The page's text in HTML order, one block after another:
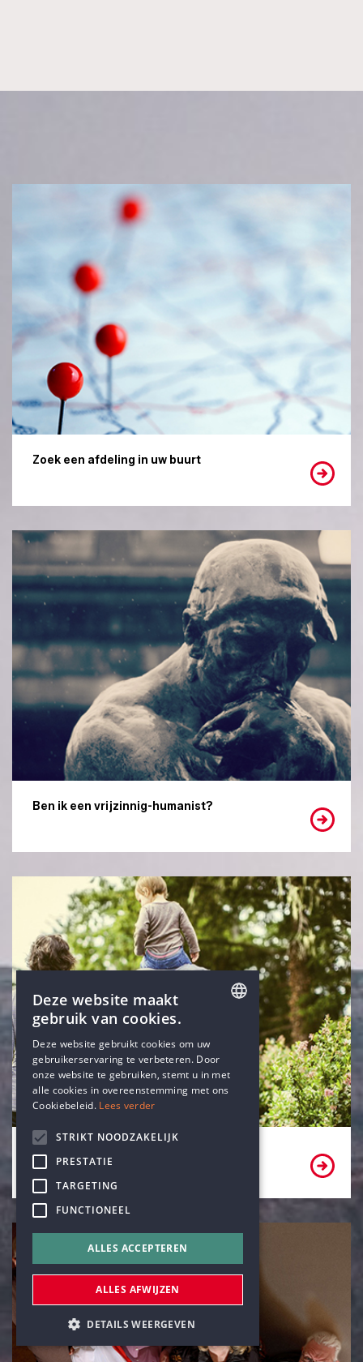
Zoek een afdeling in uw buurt
Ben ik een vrijzinnig-humanist?
Word lid of vrijwilliger
DUTCH
Deze website maakt
gebruik van cookies.
Deze website gebruikt cookies om uw
gebruikerservaring te verbeteren. Door
onze website te gebruiken, stemt u in met
alle cookies in overeenstemming met ons
Cookiebeleid. Lees verder
STRIKT NOODZAKELIJK
PRESTATIE
TARGETING
FUNCTIONEEL
ALLES ACCEPTEREN
ALLES AFWIJZEN
DETAILS WEERGEVEN